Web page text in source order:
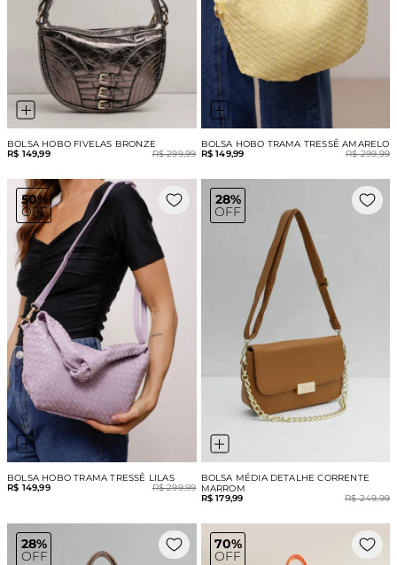
BOLSA HOBO FIVELAS BRONZE
R$ 149,99
R$ 299,99
BOLSA HOBO TRAMA TRESSÊ AMARELO
R$ 149,99
R$ 299,99
50%
OFF
BOLSA HOBO TRAMA TRESSÊ LILAS
R$ 149,99
R$ 299,99
28%
OFF
BOLSA MÉDIA DETALHE CORRENTE
MARROM
R$ 179,99
R$ 249,99
28%
OFF
70%
OFF